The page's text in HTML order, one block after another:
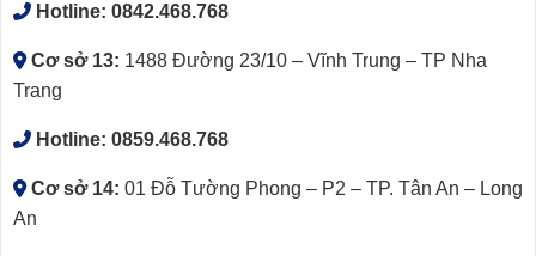
Hotline: 0842.468.768
Cơ sở 13: 1488 Đường 23/10 – Vĩnh Trung – TP Nha
Trang
Hotline: 0859.468.768
Cơ sở 14: 01 Đỗ Tường Phong – P2 – TP. Tân An – Long
An